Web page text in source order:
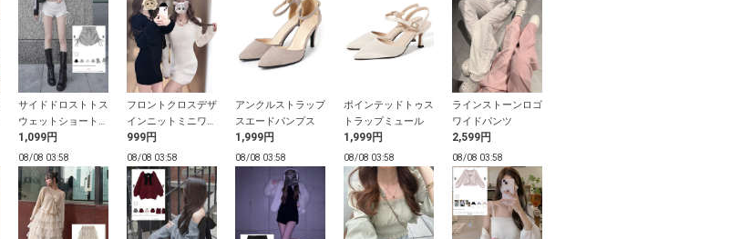
サイドドロストトス
ウェットショートパ
ンツ
1,099円
フロントクロスデザ
インニットミニワン
ピース
999円
アンクルストラップ
スエードパンプス
1,999円
ポインテッドトゥス
トラップミュール
1,999円
ラインストーンロゴ
ワイドパンツ
2,599円
08/08 03:58 08/08 03:58 08/08 03:58 08/08 03:58 08/08 03:58